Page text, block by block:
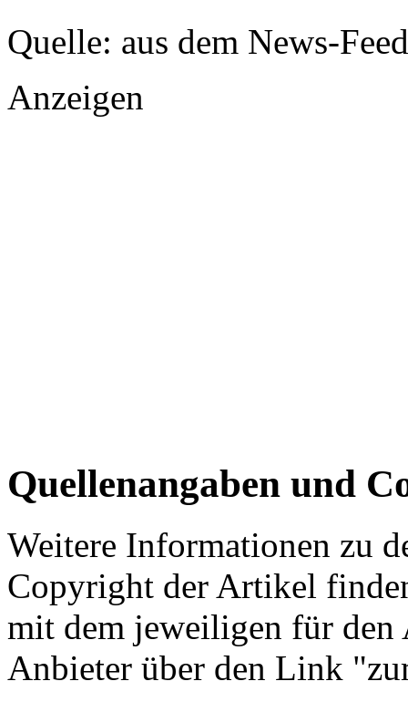
Quelle: aus dem News-
Anzeigen
Quellenangaben und
Weitere Informationen zu
Copyright der Artikel
mit dem jeweiligen für
Anbieter über den Link